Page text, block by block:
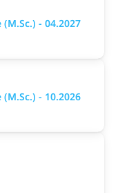
- 04.2027
- 10.2026